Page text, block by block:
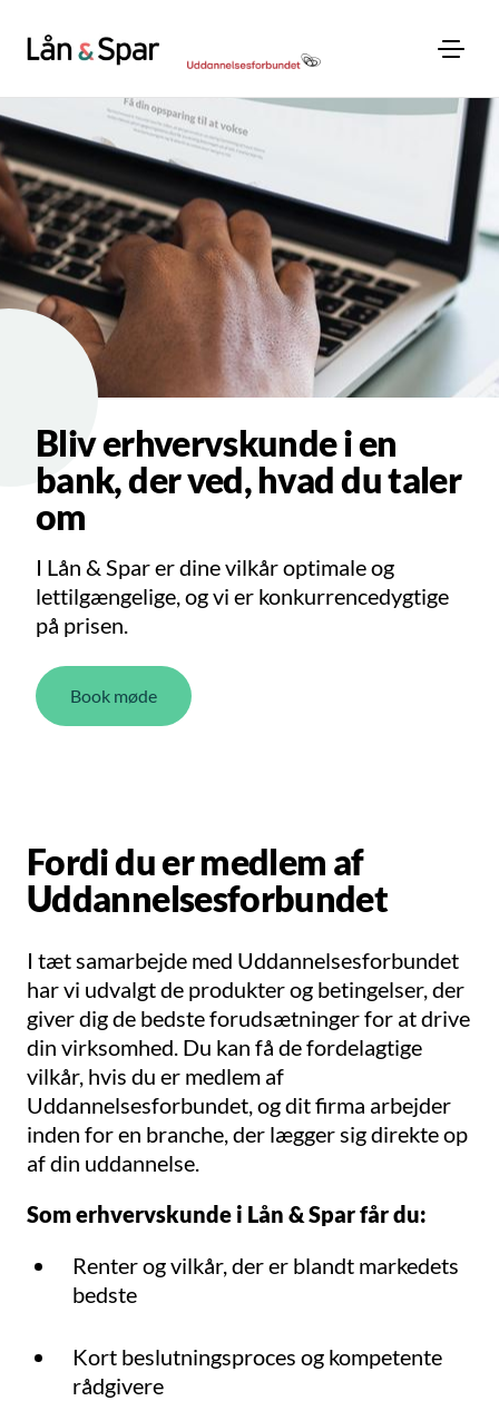
Bliv erhvervskunde i en
bank, der ved, hvad du taler
om
I Lån & Spar er dine vilkår optimale og
lettilgængelige, og vi er konkurrencedygtige
på prisen.
Book møde
Fordi du er medlem af
Uddannelsesforbundet
I tæt samarbejde med Uddannelsesforbundet
har vi udvalgt de produkter og betingelser, der
giver dig de bedste forudsætninger for at drive
din virksomhed. Du kan få de fordelagtige
vilkår, hvis du er medlem af
Uddannelsesforbundet, og dit firma arbejder
inden for en branche, der lægger sig direkte op
af din uddannelse.
Som erhvervskunde i Lån & Spar får du:
Renter og vilkår, der er blandt markedets
bedste
Kort beslutningsproces og kompetente
rådgivere